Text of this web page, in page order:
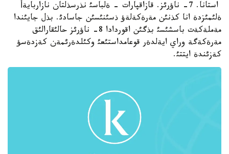
استانا. 7- ناؤرئز. قازاقپارات - ةلباسئ نذرسذلتان نازاربايةأ
ةلئمئزدة انا كذنئن مةرةكةلةؤ ذسئنئسئن جاسادئ. بذل جايئندا
مةملةكةت باسشئسئ بذگئن اقوردادا 8- ناؤرئز حالئقارالئق
مةرةكةگة وراي ايةلدةر قوعامداستئعئ وكئلدةرئمةن كةزدةسؤ
كةزئندة ايتتئ.